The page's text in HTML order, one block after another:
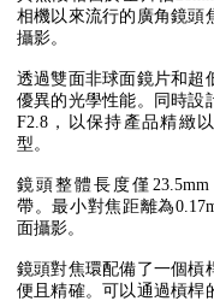
相機以來流行的廣角鏡頭
攝影。
透過雙面非球面鏡片和超
優異的光學性能。同時設
F2.8，以保持產品精緻
型。
鏡頭整體長度僅
帶。最小對焦距離為
面攝影。
鏡頭對焦環配備了一個槓
便且精確。可以通過槓桿